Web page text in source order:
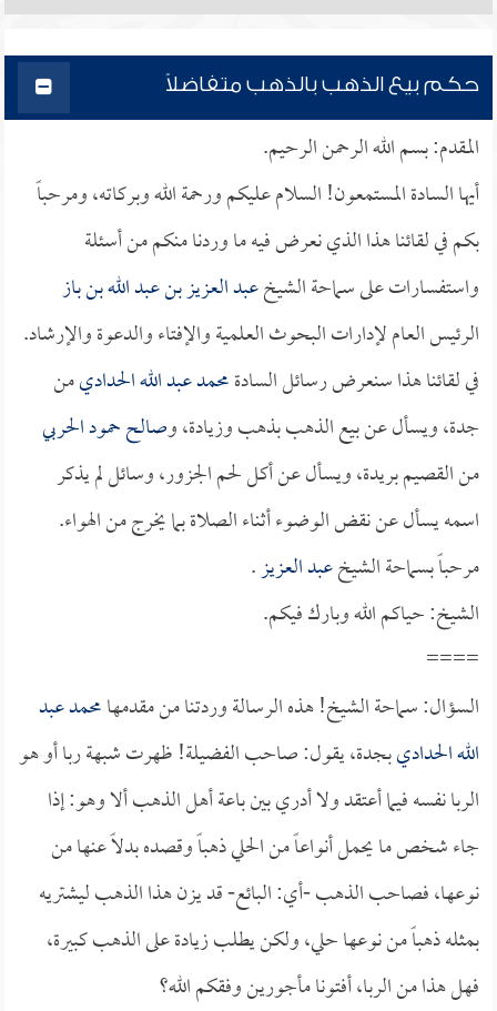
حكم بيع الذهب بالذهب متفاضلاً
المقدم: بسم الله الرحمن الرحيم.
أيها السادة المستمعون! السلام عليكم ورحمة الله وبركاته، ومرحباً
بكم في لقائنا هذا الذي نعرض فيه ما وردنا منكم من أسئلة
واستفسارات على سماحة الشيخعبد العزيز بن عبد الله بن باز
الرئيس العام لإدارات البحوث العلمية والإفتاء والدعوة والإرشاد.
في لقائنا هذا سنعرض رسائل السادةمحمد عبد الله الحداديمن
جدة، ويسأل عن بيع الذهب بذهب وزيادة، وصالح حمود الحربي
من القصيم بريدة، ويسأل عن أكل لحم الجزور، وسائل لم يذكر
اسمه يسأل عن نقض الوضوء أثناء الصلاة بما يخرج من الهواء.
مرحباً بسماحة الشيخعبد العزيز.
الشيخ: حياكم الله وبارك فيكم.
====
السؤال: سماحة الشيخ! هذه الرسالة وردتنا من مقدمهامحمد عبد
الله الحداديبجدة، يقول: صاحب الفضيلة! ظهرت شبهة ربا أو هو
الربا نفسه فيما أعتقد ولا أدري بين باعة أهل الذهب ألا وهو: إذا
جاء شخص ما يحمل أنواعاً من الحلي ذهباً وقصده بدلاً عنها من
نوعها، فصاحب الذهب -أي: البائع- قد يزن هذا الذهب ليشتريه
بمثله ذهباً من نوعها حلي، ولكن يطلب زيادة على الذهب كبيرة،
فهل هذا من الربا، أفتونا مأجورين وفقكم الله؟